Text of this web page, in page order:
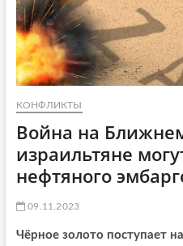
КОНФЛИКТЫ
Война на
израильтяне
нефтяного
09.11.2023
Чёрное золото поступает